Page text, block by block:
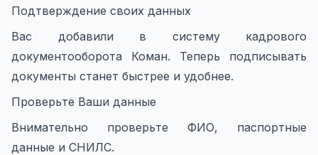
Подтверждение своих данных
Вас добавили в систему кадрового
документооборота Коман. Теперь подписывать
документы станет быстрее и удобнее.
Проверьте Ваши данные
Внимательно проверьте ФИО, паспортные
данные и СНИЛС.